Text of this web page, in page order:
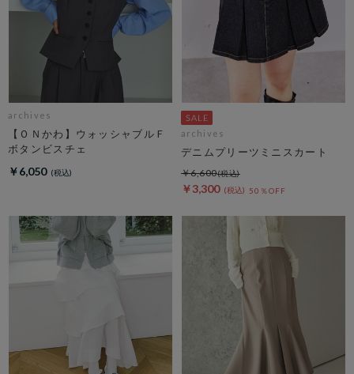
archives
【ＯＮかわ】ウォッシャブルＦ
ボタンビスチェ
￥6,050
archives
デニムプリーツミニスカート
￥3,300 50％OFF
￥6,600